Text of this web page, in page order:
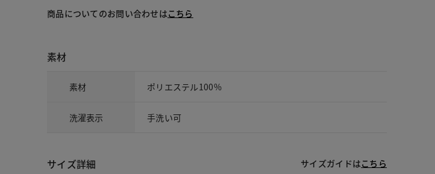
商品についてのお問い合わせはこちら
素材
素材 ポリエステル100%
洗濯表示 手洗い可
サイズ詳細 サイズガイドはこちら